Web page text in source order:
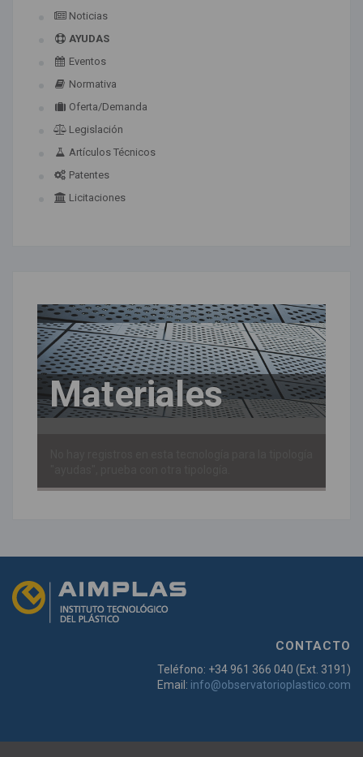
Noticias
AYUDAS
Eventos
Normativa
Oferta/Demanda
Legislación
Artículos Técnicos
Patentes
Licitaciones
Materiales
CONTACTO
Teléfono: +34 961 366 040 (Ext. 3191)
Email: info@observatorioplastico.com